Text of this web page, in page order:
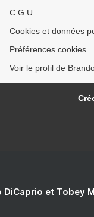
C.G.U.
Cookies et données
Préférences cookies
Voir le profil de
DiCaprio et Tobey